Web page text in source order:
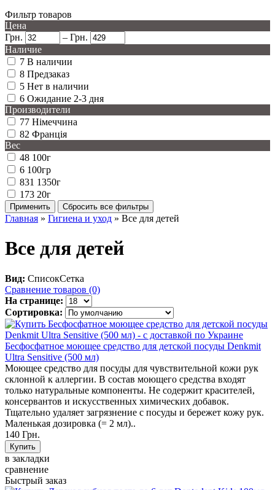
Фильтр товаров
Цена
Грн.
– Грн.
Наличие
7 В наличии
8 Предзаказ
5 Нет в наличии
6 Ожидание 2-3 дня
Производители
77 Німеччина
82 Франція
Вес
48 100г
6 100гр
831 1350г
173 20г
Главная » Гигиена и уход » Все для детей
Все для детей
Вид: СписокСетка
Сравнение товаров (0)
На странице:
Сортировка:
Бесфосфатное моющее средство для детской посуды Denkmit
Ultra Sensitive (500 мл)
Моющее средство для посуды для чувствительной кожи рук
склонной к аллергии. В состав моющего средства входят
только натуральные компоненты. Не содержит красителей,
консервантов и искусственных химических добавок.
Тщательно удаляет загрязнение с посуды и бережет кожу рук.
Маленькая дозировка (= 2 мл)..
140 Грн.
в закладки
сравнение
Быстрый заказ